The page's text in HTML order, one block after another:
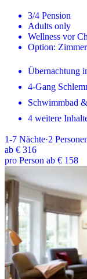
3/4 Pension
Adults only
Wellness vor
Option:
Übernachtung
4-Gang
Schwimmbad
4 weitere
1-7 Nächte·2
ab € 316
pro Person ab € 158